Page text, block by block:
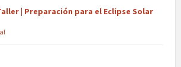
| Preparación para el Eclipse Solar